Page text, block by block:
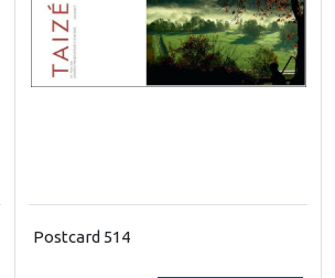
Postcard 514